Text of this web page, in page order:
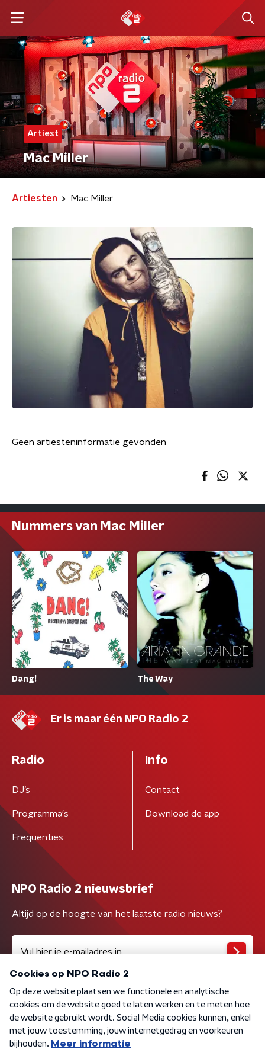
Artiest
Mac Miller
Artiesten Mac Miller
Geen artiesteninformatie gevonden
Nummers van Mac Miller
Dang! The Way
Er is maar één NPO Radio 2
Radio
DJ’s
Programma's
Frequenties
Info
Contact
Download de app
NPO Radio 2 nieuwsbrief
Altijd op de hoogte van het laatste radio nieuws?
Algemene voorwaarden